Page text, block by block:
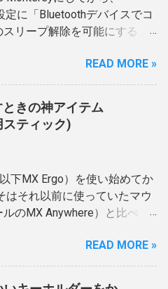
。 そこで、メッシュ対応のル
判が良かったWX5400HPを購
間が増える。 これらを天秤に
端子が壊れるかも？」と
しました。 ESRのワイヤレス
Amazon 楽天市場 自分が
3,000円以上していました
です。 とりあえず郵便が届
スマホに通知してくれたらい
「郵便受け 通知」と入れて
下の記事が最初に出てきた。
SwitchBot製品をいくつか
には、「これだ！ これ
便受けのフタが開閉した際に
応し、最終的にスマホに通知
の。 さっそく開閉センサー
センサーはスマホと直接つな
ぱなし。 お財布はバッグから
ともあるけど、基本的にお
場所はわかる。（スマホは出
外はバッグから離れるし、ス
ッキングできるので、これ
特に、お財布は支払いなどで
一番良さそうということに。
型か？カード型か？形状の比
ようなスマートトラッカーを
すが、スマートトラッカーと
定に「Bluetoothデバイスでコ
リープ解除を可能にする」
とで可能であった、Bluetooth
スリープ解除を行わない（さ
う指定ができなくなっていま
できないと、自分の環境では
ス「 MX Anywhere 2S 」を
という悩みがありました。 そ
、こちらに記事にしました。
にしてからの困りごと…
、Logicoolのデバイスでは
Unifyingレシーバーで接続で
で一件落着したのです。 し
READ MORE »
きの神アイテム
スティック)
下MX Ergo）を使い始めてか
はそれ以前に使っていたマウ
ルのMX Anywhere）と比べ、
ースピンに対応していないと
ったけど、それらもしばらく
しまい、親指だけで移動でき
READ MORE »